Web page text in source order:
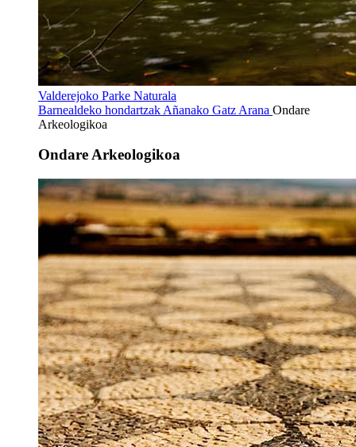
Valderejoko Parke Naturala
Barnealdeko hondartzak Añanako Gatz Arana Ondare
Arkeologikoa
Ondare Arkeologikoa